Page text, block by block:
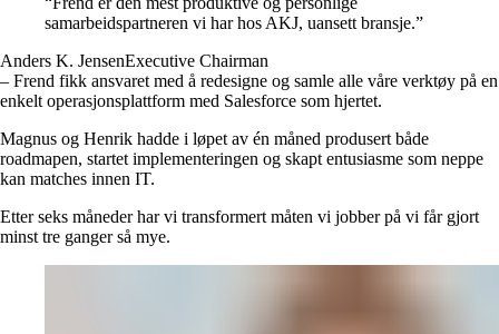
samarbeidspartneren vi har hos AKJ, uansett bransje.”
Anders K. JensenExecutive Chairman
– Frend fikk ansvaret med å redesigne og samle alle våre verktøy på en
enkelt operasjonsplattform med Salesforce som hjertet.
Magnus og Henrik hadde i løpet av én måned produsert både
roadmapen, startet implementeringen og skapt entusiasme som neppe
kan matches innen IT.
Etter seks måneder har vi transformert måten vi jobber på vi får gjort
minst tre ganger så mye.